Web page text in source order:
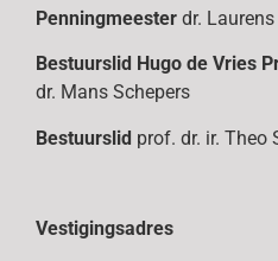
Penningmeester dr.
Bestuurslid Hugo de Vries
dr. Mans Schepers
Bestuurslid prof. dr. ir. Theo
Vestigingsadres